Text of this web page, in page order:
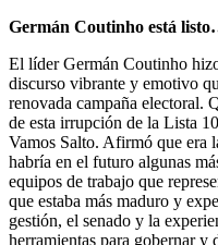
Germán Coutinho está
El líder Germán Coutinho
discurso vibrante y emotivo
renovada campaña electoral.
de esta irrupción de la Lista
Vamos Salto. Afirmó que era
habría en el futuro algunas
equipos de trabajo que
que estaba más maduro y
gestión, el senado y la
herramientas para gobernar y